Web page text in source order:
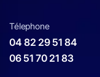
Télephone
04 82 29 51 84
06 51 70 21 83